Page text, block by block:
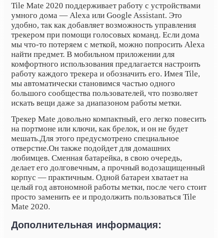
Tile Mate 2020 поддерживает работу с устройствами
умного дома — Alexa или Google Assistant. Это
удобно, так как добавляет возможность управления
трекером при помощи голосовых команд. Если дома
мы что-то потеряем с меткой, можно попросить Alexa
найти предмет. В мобильном приложении для
комфортного использования предлагается настроить
работу каждого трекера и обозначить его. Имея Tile,
мы автоматически становимся частью одного
большого сообщества пользователей, что позволяет
искать вещи даже за диапазоном работы метки.
Трекер Mate довольно компактный, его легко повесить
на портмоне или ключи, как брелок, и он не будет
мешать.Для этого предусмотрено специальное
отверстие.Он также подойдет для домашних
любимцев. Сменная батарейка, в свою очередь,
делает его долговечным, а прочный водозащищенный
корпус — практичным. Одной батареи хватает на
целый год автономной работы метки, после чего стоит
просто заменить ее и продолжить пользоваться Tile
Mate 2020.
Дополнительная информация: